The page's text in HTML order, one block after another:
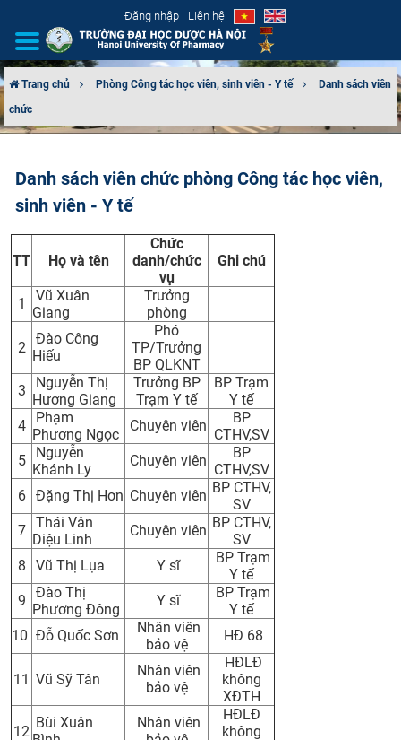
Đăng nhập Liên hệ
GIỚI THIỆU
TUYỂN SINH
ĐÀO TẠO
ĐẢM BẢO CHẤT LƯỢNG
KHOA HỌC CÔNG NGHỆ
HTQT
CỰU NGƯỜI HỌC
Trang chủ Phòng Công tác học viên, sinh viên - Y tế
Danh sách viên
chức
Danh sách viên chức phòng Công tác học viên,
sinh viên - Y tế
TT Họ và tên
Chức
danh/chức
vụ
Ghi chú
1
Vũ Xuân
Giang
Trưởng
phòng
2
Đào Công
Hiếu
Phó
TP/Trưởng
BP QLKNT
3
Nguyễn Thị
Hương Giang
Trưởng BP
Trạm Y tế
BP Trạm
Y tế
4
Phạm
Phương Ngọc
Chuyên viên
BP
CTHV,SV
5
Nguyễn
Khánh Ly
Chuyên viên
BP
CTHV,SV
6
Đặng Thị Hơn Chuyên viên BP CTHV,
SV
7
Thái Vân
Diệu Linh
Chuyên viên BP CTHV,
SV
8
Vũ Thị Lụa Y sĩ
BP Trạm
Y tế
9
Đào Thị
Phương Đông
Y sĩ
BP Trạm
Y tế
10 Đỗ Quốc Sơn
Nhân viên
bảo vệ
HĐ 68
11 Vũ Sỹ Tân
Nhân viên
bảo vệ
HĐLĐ
không
XĐTH
12
Bùi Xuân
Nhân viên
HĐLĐ
không